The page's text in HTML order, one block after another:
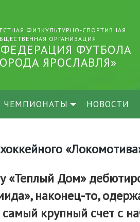
ФИЗКУЛЬТУРНО-СПОРТИВНАЯ
ОРГАНИЗАЦИЯ
ФУТБОЛА
ЯРОСЛАВЛЯ»
ЧЕМПИОНАТЫ НОВОСТИ
«Теплый Дом»
наконец-то,
крупный счет с